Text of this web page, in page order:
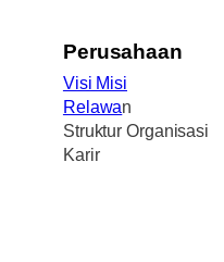
Perusahaan
Visi Misi
Relawan
Struktur Organisasi
Karir